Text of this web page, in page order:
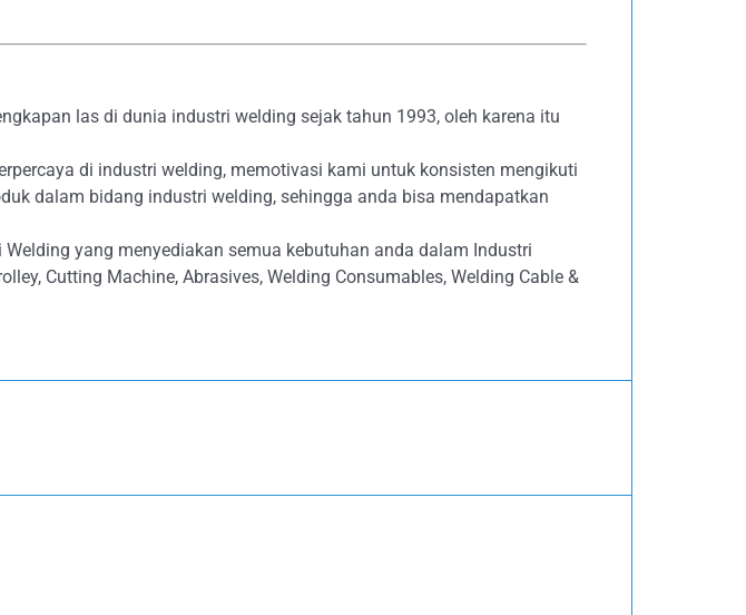
las di dunia industri welding sejak tahun 1993, oleh karena itu
di industri welding, memotivasi kami untuk konsisten mengikuti
dalam bidang industri welding, sehingga anda bisa mendapatkan
yang menyediakan semua kebutuhan anda dalam Industri
Cutting Machine, Abrasives, Welding Consumables, Welding Cable &